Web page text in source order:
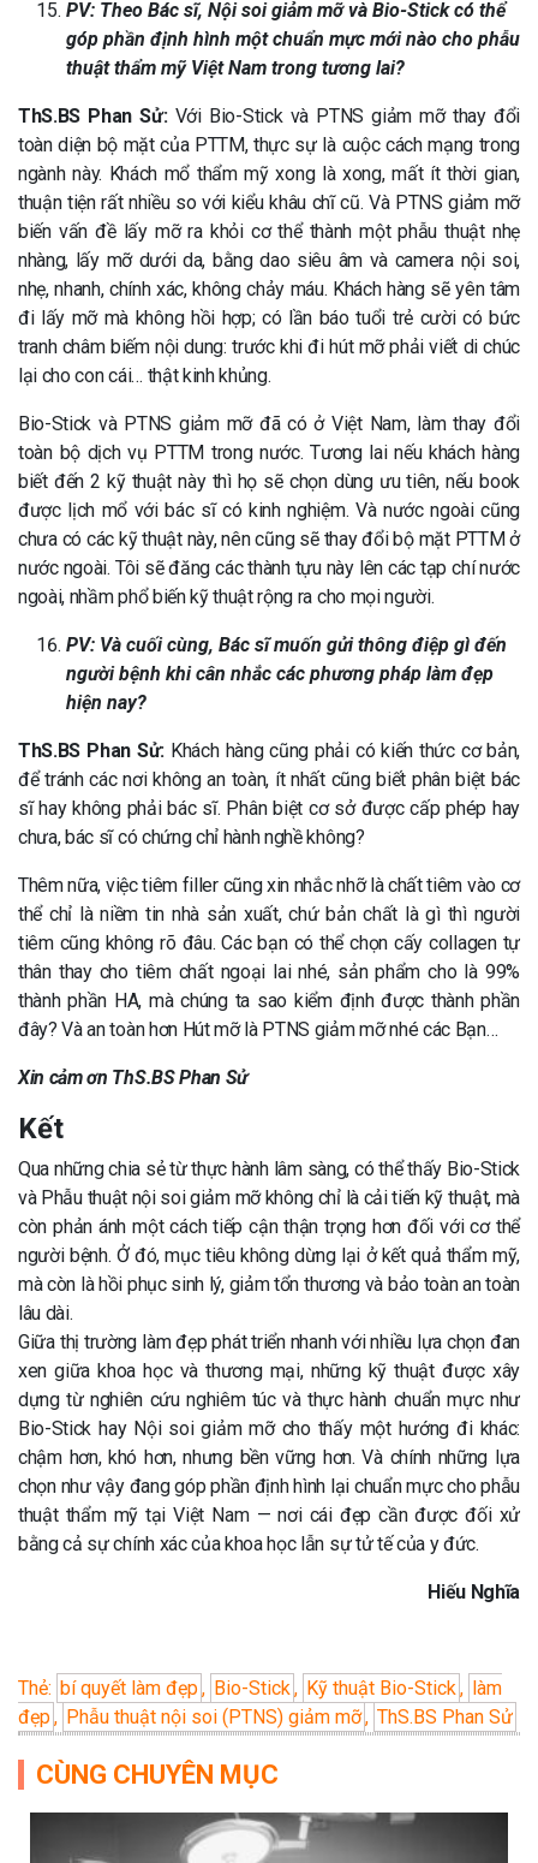
PV: Theo Bác sĩ, Nội soi giảm mỡ và Bio-Stick có thể
góp phần định hình một chuẩn mực mới nào cho phẫu
thuật thẩm mỹ Việt Nam trong tương lai?
ThS.BS Phan Sử:Với Bio-Stick và PTNS giảm mỡ thay đổi
toàn diện bộ mặt của PTTM, thực sự là cuộc cách mạng trong
ngành này. Khách mổ thẩm mỹ xong là xong, mất ít thời gian,
thuận tiện rất nhiều so với kiểu khâu chĩ cũ. Và PTNS giảm mỡ
biến vấn đề lấy mỡ ra khỏi cơ thể thành một phẫu thuật nhẹ
nhàng, lấy mỡ dưới da, bằng dao siêu âm và camera nội soi,
nhẹ, nhanh, chính xác, không chảy máu. Khách hàng sẽ yên tâm
đi lấy mỡ mà không hồi hợp; có lần báo tuổi trẻ cười có bức
tranh châm biếm nội dung: trước khi đi hút mỡ phải viết di chúc
lại cho con cái… thật kinh khủng.
Bio-Stick và PTNS giảm mỡ đã có ở Việt Nam, làm thay đổi
toàn bộ dịch vụ PTTM trong nước. Tương lai nếu khách hàng
biết đến 2 kỹ thuật này thì họ sẽ chọn dùng ưu tiên, nếu book
được lịch mổ với bác sĩ có kinh nghiệm. Và nước ngoài cũng
chưa có các kỹ thuật này, nên cũng sẽ thay đổi bộ mặt PTTM ở
nước ngoài. Tôi sẽ đăng các thành tựu này lên các tạp chí nước
ngoài, nhầm phổ biến kỹ thuật rộng ra cho mọi người.
PV: Và cuối cùng, Bác sĩ muốn gửi thông điệp gì đến
người bệnh khi cân nhắc các phương pháp làm đẹp
hiện nay?
ThS.BS Phan Sử:Khách hàng cũng phải có kiến thức cơ bản,
để tránh các nơi không an toàn, ít nhất cũng biết phân biệt bác
sĩ hay không phải bác sĩ. Phân biệt cơ sở được cấp phép hay
chưa, bác sĩ có chứng chỉ hành nghề không?
Thêm nữa, việc tiêm filler cũng xin nhắc nhỡ là chất tiêm vào cơ
thể chỉ là niềm tin nhà sản xuất, chứ bản chất là gì thì người
tiêm cũng không rõ đâu. Các bạn có thể chọn cấy collagen tự
thân thay cho tiêm chất ngoại lai nhé, sản phẩm cho là 99%
thành phần HA, mà chúng ta sao kiểm định được thành phần
đây? Và an toàn hơn Hút mỡ là PTNS giảm mỡ nhé các Bạn…
Xin cảm ơn ThS.BS Phan Sử
Kết
Qua những chia sẻ từ thực hành lâm sàng, có thể thấy Bio-Stick
và Phẫu thuật nội soi giảm mỡ không chỉ là cải tiến kỹ thuật, mà
còn phản ánh một cách tiếp cận thận trọng hơn đối với cơ thể
người bệnh. Ở đó, mục tiêu không dừng lại ở kết quả thẩm mỹ,
mà còn là hồi phục sinh lý, giảm tổn thương và bảo toàn an toàn
lâu dài.
Giữa thị trường làm đẹp phát triển nhanh với nhiều lựa chọn đan
xen giữa khoa học và thương mại, những kỹ thuật được xây
dựng từ nghiên cứu nghiêm túc và thực hành chuẩn mực như
Bio-Stick hay Nội soi giảm mỡ cho thấy một hướng đi khác:
chậm hơn, khó hơn, nhưng bền vững hơn. Và chính những lựa
chọn như vậy đang góp phần định hình lại chuẩn mực cho phẫu
thuật thẩm mỹ tại Việt Nam — nơi cái đẹp cần được đối xử
bằng cả sự chính xác của khoa học lẫn sự tử tế của y đức.
Hiếu Nghĩa
Thẻ: bí quyết làm đẹp, Bio-Stick, Kỹ thuật Bio-Stick, làm
đẹp, Phẫu thuật nội soi (PTNS) giảm mỡ, ThS.BS Phan Sử
CÙNG CHUYÊN MỤC